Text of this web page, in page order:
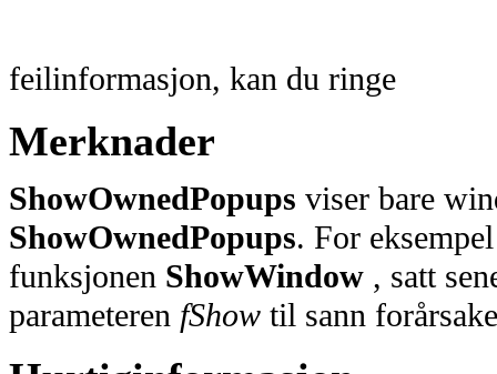
feilinformasjon, kan du ringe
Merknader
ShowOwnedPopups viser bare
ShowOwnedPopups. For
funksjonen ShowWindow , satt
parameteren fShow til sann